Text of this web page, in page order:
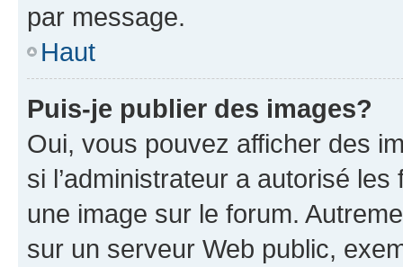
par message.
Haut
Puis-je publier des images?
Oui, vous pouvez afficher des
si l’administrateur a autorisé
une image sur le forum.
sur un serveur Web public,